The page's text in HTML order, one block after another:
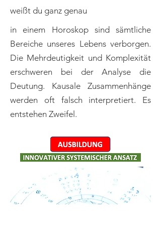
weißt du ganz genau
in einem Horoskop sind sämtliche
Bereiche unseres Lebens verborgen.
Die Mehrdeutigkeit und Komplexität
erschweren bei der Analyse die
Deutung. Kausale Zusammenhänge
werden oft falsch interpretiert. Es
entstehen Zweifel.